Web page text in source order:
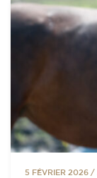
5 FÉVRIER 2026 /